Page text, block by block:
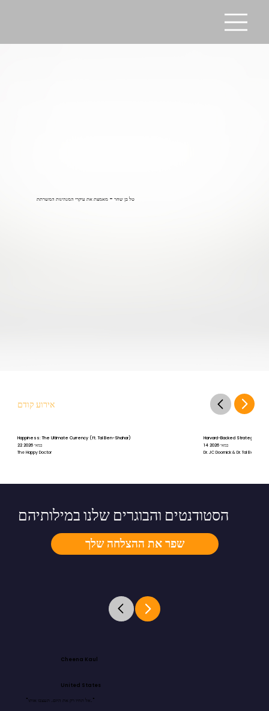
טל בן שחר - מאמצת את עיקרי המנהיגות המשרתת
אירוע קודם
Happiness: The Ultimate Currency (ft. Tal Ben-Shahar)
22 במאי 2026
The Happy Doctor
Harvard-Backed Strategies for
14 במאי 2026
Dr. JC Doornick & Dr. Tal Ben-
שפר את ההצלחה שלך
הסטודנטים והבוגרים שלנו במילותיהם
Cheena Kaul
United States
"אל תחיו רק את היום. תעצבו אותו."